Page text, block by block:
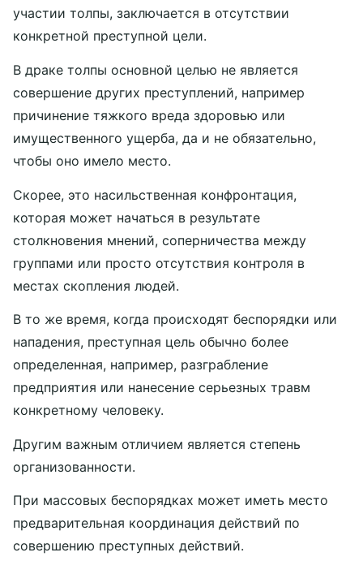
участии толпы, заключается в отсутствии
конкретной преступной цели.
В драке толпы основной целью не является
совершение других преступлений, например
причинение тяжкого вреда здоровью или
имущественного ущерба, да и не обязательно,
чтобы оно имело место.
Скорее, это насильственная конфронтация,
которая может начаться в результате
столкновения мнений, соперничества между
группами или просто отсутствия контроля в
местах скопления людей.
В то же время, когда происходят беспорядки или
нападения, преступная цель обычно более
определенная, например, разграбление
предприятия или нанесение серьезных травм
конкретному человеку.
Другим важным отличием является степень
организованности.
При массовых беспорядках может иметь место
предварительная координация действий по
совершению преступных действий.